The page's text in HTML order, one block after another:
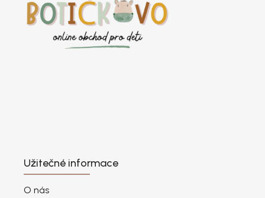
Užitečné informace
O nás